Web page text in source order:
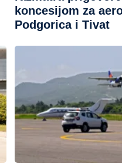
koncesijom za
Podgorica i Tivat